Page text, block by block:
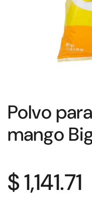
Polvo
mango
$ 1,141.71